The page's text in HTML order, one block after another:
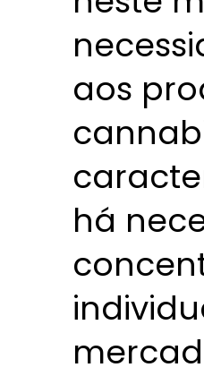
aos
há